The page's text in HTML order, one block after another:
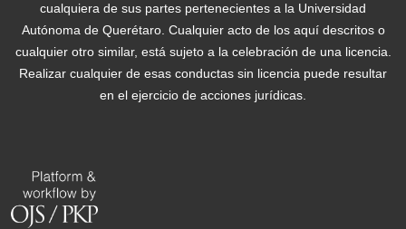
cualquiera de sus partes pertenecientes a la Universidad
Autónoma de Querétaro. Cualquier acto de los aquí descritos o
cualquier otro similar, está sujeto a la celebración de una licencia.
Realizar cualquier de esas conductas sin licencia puede resultar
en el ejercicio de acciones jurídicas.